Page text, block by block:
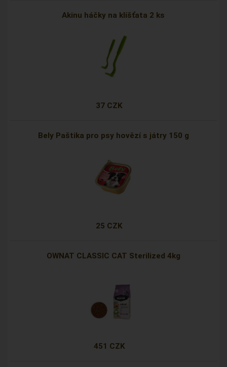
Akinu háčky na klíšťata 2 ks
37 CZK
Bely Paštika pro psy hovězí s játry 150 g
25 CZK
OWNAT CLASSIC CAT Sterilized 4kg
451 CZK